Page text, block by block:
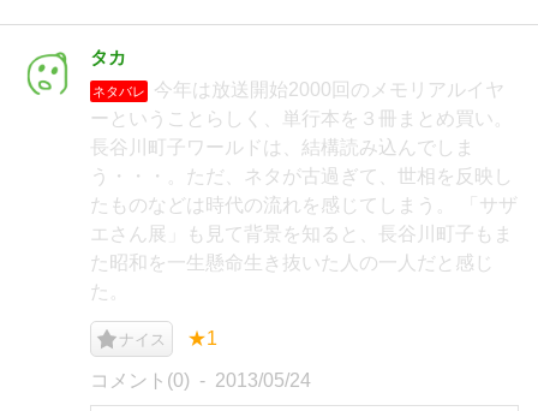
タカ
ネタバレ
今年は放送開始2000回のメモリアルイヤ
ーということらしく、単行本を３冊まとめ買い。
長谷川町子ワールドは、結構読み込んでしま
う・・・。ただ、ネタが古過ぎて、世相を反映し
たものなどは時代の流れを感じてしまう。 「サザ
エさん展」も見て背景を知ると、長谷川町子もま
た昭和を一生懸命生き抜いた人の一人だと感じ
た。
ナイス ★1
コメント(0) 2013/05/24